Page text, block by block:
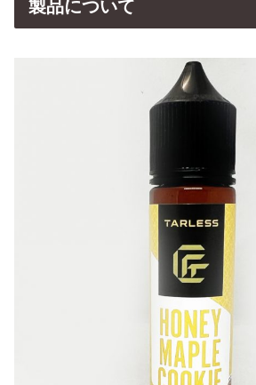
製品について